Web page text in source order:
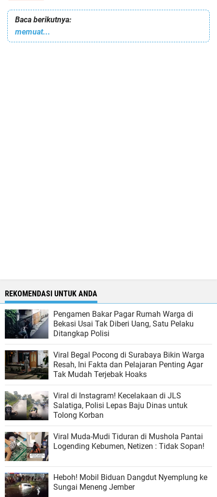
Baca berikutnya:
memuat...
REKOMENDASI UNTUK ANDA
Pengamen Bakar Pagar Rumah Warga di
Bekasi Usai Tak Diberi Uang, Satu Pelaku
Ditangkap Polisi
Viral Begal Pocong di Surabaya Bikin Warga
Resah, Ini Fakta dan Pelajaran Penting Agar
Tak Mudah Terjebak Hoaks
Viral di Instagram! Kecelakaan di JLS
Salatiga, Polisi Lepas Baju Dinas untuk
Tolong Korban
Viral Muda-Mudi Tiduran di Mushola Pantai
Logending Kebumen, Netizen : Tidak Sopan!
Heboh! Mobil Biduan Dangdut Nyemplung ke
Sungai Meneng Jember